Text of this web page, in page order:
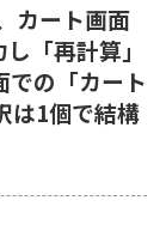
カート画面
「再計算」
での「カート
は1個で結構